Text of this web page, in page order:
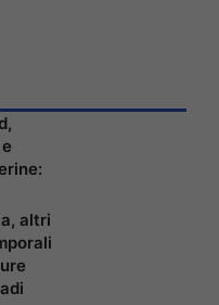
altri